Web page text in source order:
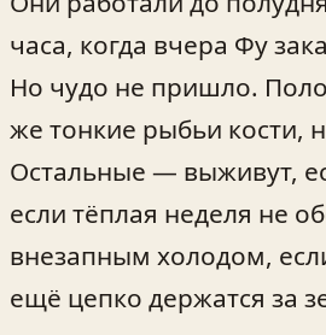
часа, когда вчера Фу
Но чудо не пришло.
же тонкие рыбьи кости,
Остальные — выживут,
если тёплая неделя не
внезапным холодом,
ещё цепко держатся за